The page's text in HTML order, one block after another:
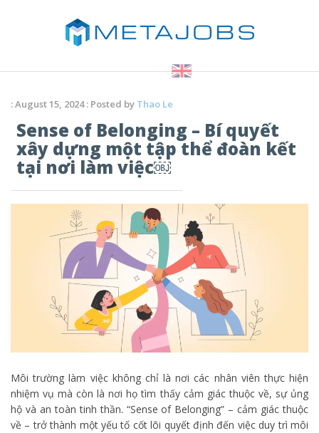
: August 15, 2024 : Posted by Thao Le
Sense of Belonging – Bí quyết
xây dựng một tập thể đoàn kết
tại nơi làm việc￼
Môi trường làm việc không chỉ là nơi các nhân viên thực hiện
nhiệm vụ mà còn là nơi họ tìm thấy cảm giác thuộc về, sự ủng
hộ và an toàn tinh thần. “Sense of Belonging” – cảm giác thuộc
về – trở thành một yếu tố cốt lõi quyết định đến việc duy trì môi